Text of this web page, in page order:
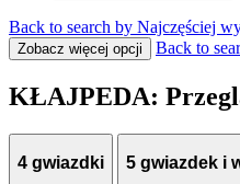
Back to search by Najczęściej
Zobacz więcej opcji Back to
KŁAJPEDA:
4 gwiazdki 5 gwiazdek i